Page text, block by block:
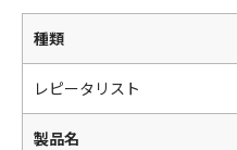
種類
レピータリスト
製品名